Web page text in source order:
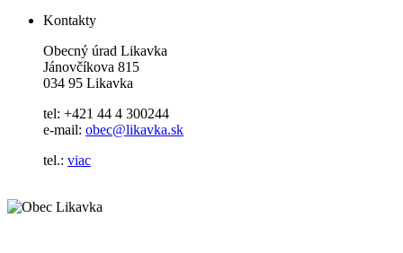
Kontakty
Obecný úrad Likavka
Jánovčíkova 815
034 95 Likavka
tel: +421 44 4 300244
e-mail: obec@likavka.sk
tel.: viac